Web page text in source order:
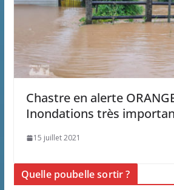
Chastre en alerte
Inondations très
15 juillet 2021
Quelle poubelle sortir ?